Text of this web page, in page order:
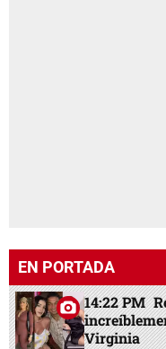
EN PORTADA
14:22 PM
Virginia